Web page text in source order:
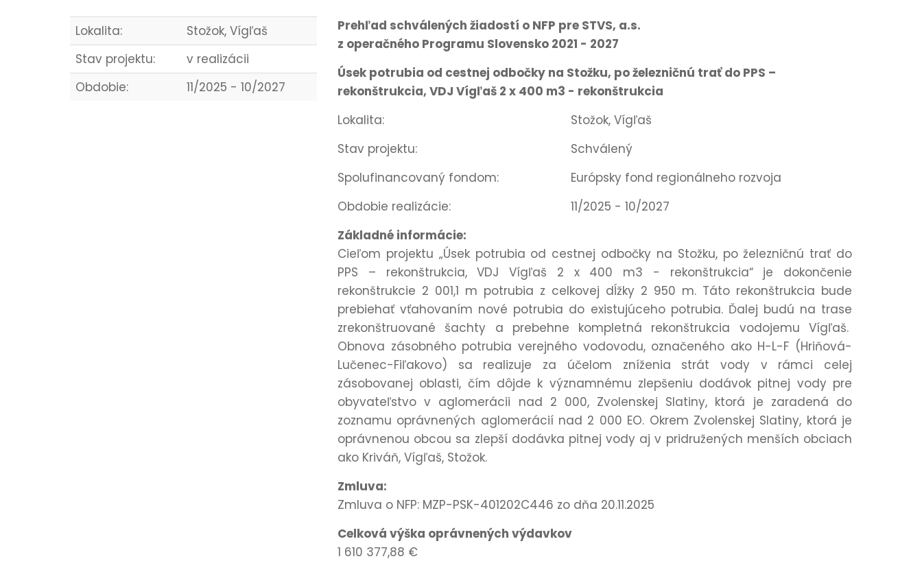
Lokalita:
Stožok, Vígľaš
Stav projektu:
v realizácii
Obdobie:
11/2025 - 10/2027
Prehľad schválených žiadostí o NFP pre STVS, a.s.
z operačného Programu Slovensko 2021 - 2027
Úsek potrubia od cestnej odbočky na Stožku, po železničnú trať do PPS –
rekonštrukcia, VDJ Vígľaš 2 x 400 m3 - rekonštrukcia
Lokalita:
Stožok, Vígľaš
Stav projektu:
Schválený
Spolufinancovaný fondom:
Európsky fond regionálneho rozvoja
Obdobie realizácie:
11/2025 - 10/2027
Základné informácie:
Cieľom projektu „Úsek potrubia od cestnej odbočky na Stožku, po železničnú trať do
PPS – rekonštrukcia, VDJ Vígľaš 2 x 400 m3 - rekonštrukcia“ je dokončenie
rekonštrukcie 2 001,1 m potrubia z celkovej dĺžky 2 950 m. Táto rekonštrukcia bude
prebiehať vťahovaním nové potrubia do existujúceho potrubia. Ďalej budú na trase
zrekonštruované šachty a prebehne kompletná rekonštrukcia vodojemu Vígľaš.
Obnova zásobného potrubia verejného vodovodu, označeného ako H-L-F (Hriňová-
Lučenec-Fiľakovo) sa realizuje za účelom zníženia strát vody v rámci celej
zásobovanej oblasti, čím dôjde k významnému zlepšeniu dodávok pitnej vody pre
obyvateľstvo v aglomerácii nad 2 000, Zvolenskej Slatiny, ktorá je zaradená do
zoznamu oprávnených aglomerácií nad 2 000 EO. Okrem Zvolenskej Slatiny, ktorá je
oprávnenou obcou sa zlepší dodávka pitnej vody aj v pridružených menších obciach
ako Kriváň, Vígľaš, Stožok.
Zmluva:
Zmluva o NFP: MZP-PSK-401202C446 zo dňa 20.11.2025
Celková výška oprávnených výdavkov
1 610 377,88 €